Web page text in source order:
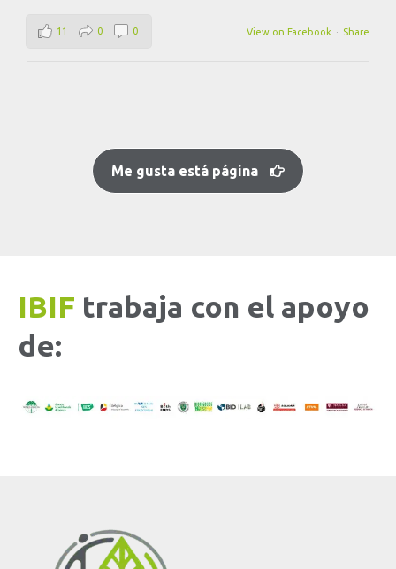
View on Facebook · Share
11 0 0
Me gusta está página
IBIF trabaja con el apoyo
de: